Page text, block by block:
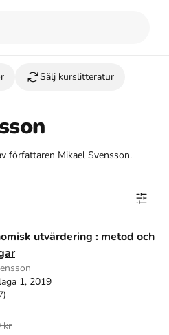
Sälj kurslitteratur
författaren Mikael Svensson.
utvärdering : metod och
1, 2019
kr